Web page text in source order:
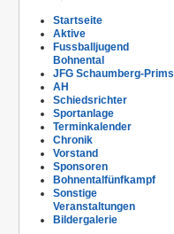
Startseite
Aktive
Fussballjugend
Bohnental
JFG Schaumberg-Prims
AH
Schiedsrichter
Sportanlage
Terminkalender
Chronik
Vorstand
Sponsoren
Bohnentalfünfkampf
Sonstige
Veranstaltungen
Bildergalerie